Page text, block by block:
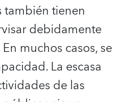
tienen
debidamente
muchos casos, se
La escasa
de las